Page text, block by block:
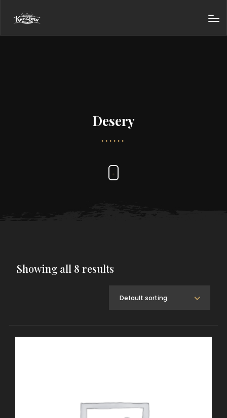
Desery
Showing all 8 results
Default sorting